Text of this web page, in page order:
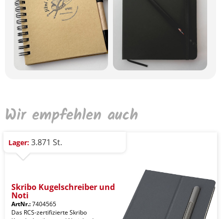
Wir empfehlen auch
Lager: 3.871 St.
Skribo Kugelschreiber und
Noti
ArtNr.:7404565
Das RCS-zertifizierte Skribo